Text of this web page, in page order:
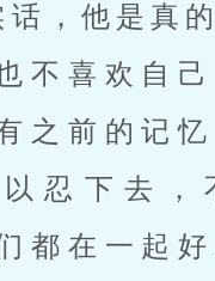
话，他是真
不喜欢自
之前的记
忍下去，
都在一起